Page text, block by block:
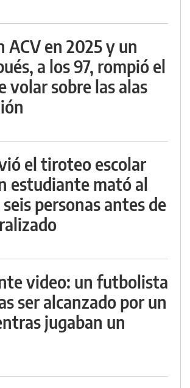
ACV en 2025 y un
a los 97, rompió el
volar sobre las alas
el tiroteo escolar
estudiante mató al
personas antes de
video: un futbolista
ser alcanzado por un
jugaban un